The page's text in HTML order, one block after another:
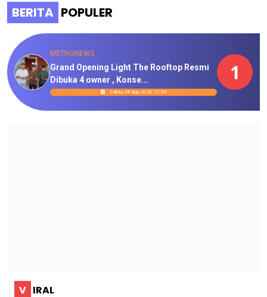
BERITA POPULER
METRONEWS
Grand Opening Light The Rooftop Resmi
Dibuka 4 owner , Konse...
Sabtu, 08 Agu 2026 17:39
1
V IRAL